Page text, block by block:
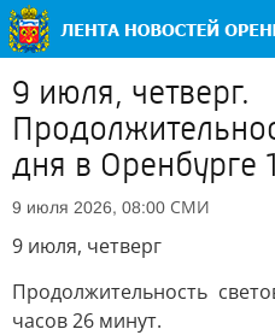
9 июля, четверг.
дня в Оренбурге
9 июля 2026, 08:00 СМИ
9 июля, четверг
Продолжительность
часов 26 минут.